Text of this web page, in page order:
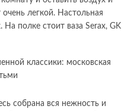
легкой. Настольная
полке стоит ваза Serax, GK
собрана вся нежность и